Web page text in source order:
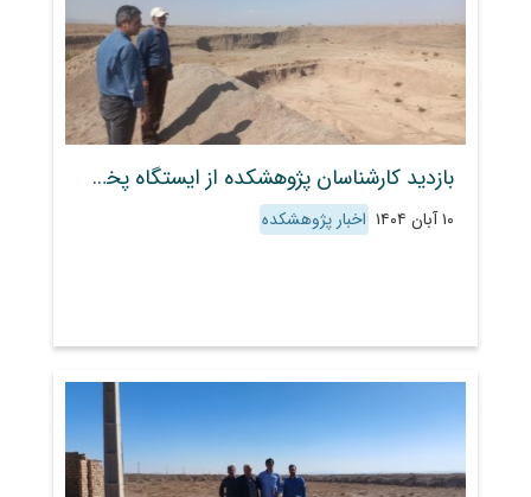
بازدید کارشناسان پژوهشکده از ایستگاه پخش سیلاب بر آبخوان معصومیه قم
۱۰ آبان ۱۴۰۴ اخبار پژوهشکده